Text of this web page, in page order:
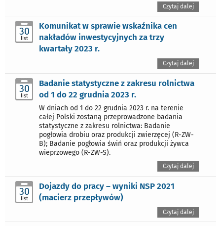
Czytaj dalej
30
list
Komunikat w sprawie wskaźnika cen
nakładów inwestycyjnych za trzy
kwartały 2023 r.
Czytaj dalej
30
list
Badanie statystyczne z zakresu rolnictwa
od 1 do 22 grudnia 2023 r.
W dniach od 1 do 22 grudnia 2023 r. na terenie
całej Polski zostaną przeprowadzone badania
statystyczne z zakresu rolnictwa: Badanie
pogłowia drobiu oraz produkcji zwierzęcej (R-ZW-
B); Badanie pogłowia świń oraz produkcji żywca
wieprzowego (R-ZW-S).
Czytaj dalej
30
list
Dojazdy do pracy – wyniki NSP 2021
(macierz przepływów)
Czytaj dalej